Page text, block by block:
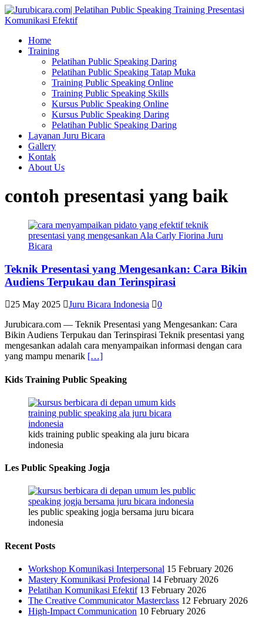
Home
Training
Pelatihan Public Speaking Daring
Pelatihan Public Speaking Tatap Muka
Training Public Speaking Online
Training Public Speaking Skills
Kursus Public Speaking Online
Kursus Public Speaking Daring
Pelatihan Public Speaking Daring
Layanan Juru Bicara
Gallery
Kontak
About Us
contoh presentasi yang baik
Teknik Presentasi yang Mengesankan: Cara Bikin
Audiens Terpukau dan Terinspirasi
25 May 2025 Juru Bicara Indonesia
0
Jurubicara.com — Teknik Presentasi yang Mengesankan: Cara
Bikin Audiens Terpukau dan Terinspirasi Teknik presentasi yang
mengesankan adalah cara menyampaikan informasi dengan cara
yang mampu menarik […]
Kids Training Public Speaking
kids training public speaking ala juru bicara
indonesia
Les Public Speaking Jogja
les public speaking jogja bersama juru bicara
indonesia
Recent Posts
Workshop Komunikasi Interpersonal 15 February 2026
Mastery Komunikasi Profesional 14 February 2026
Pelatihan Komunikasi Efektif 13 February 2026
The Creative Communicator Masterclass 12 February 2026
High-Impact Communication 10 February 2026